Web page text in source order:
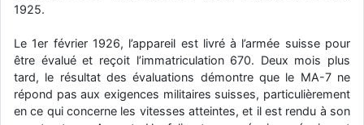
1925.
Le 1er février 1926, l’appareil est livré à l’armée suisse pour
être évalué et reçoit l’immatriculation 670. Deux mois plus
tard, le résultat des évaluations démontre que le MA-7 ne
répond pas aux exigences militaires suisses, particulièrement
en ce qui concerne les vitesses atteintes, et il est rendu à son